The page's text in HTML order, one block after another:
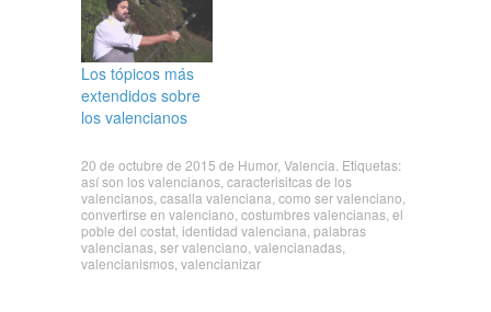
Los tópicos más
extendidos sobre
los valencianos
20 de octubre de 2015 de Humor, Valencia . Etiquetas:
así son los valencianos, caracterisitcas de los
valencianos, casalla valenciana como ser valenciano
convertirse en valenciano costumbres valencianas, el
poble del costat, identidad valenciana palabras
valencianas, ser valenciano valencianadas,
valencianismos, valencianizar